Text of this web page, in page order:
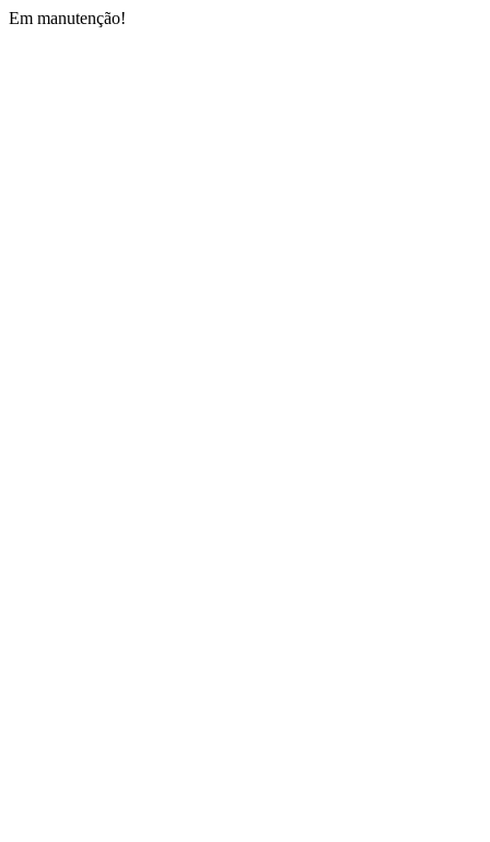
Em manutenção!